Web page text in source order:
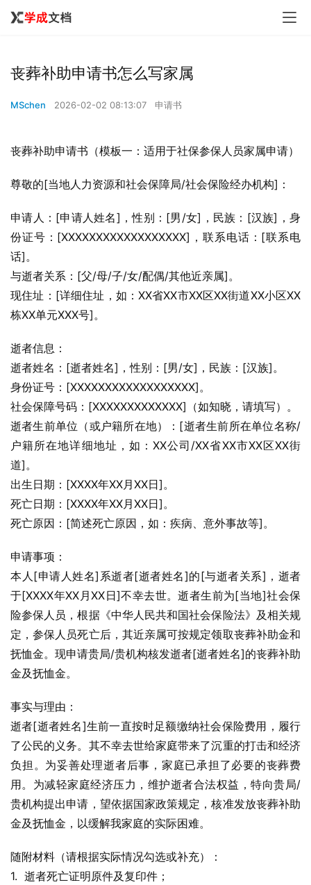
丧葬补助申请书怎么写家属
MSchen 2026-02-02 08:13:07 申请书
丧葬补助申请书（模板一：适用于社保参保人员家属申请）
尊敬的[当地人力资源和社会保障局/社会保险经办机构]：
申请人：[申请人姓名]，性别：[男/女]，民族：[汉族]，身
份证号：[XXXXXXXXXXXXXXXXXX]，联系电话：[联系电
话]。
与逝者关系：[父/母/子/女/配偶/其他近亲属]。
现住址：[详细住址，如：XX省XX市XX区XX街道XX小区XX
栋XX单元XXX号]。
逝者信息：
逝者姓名：[逝者姓名]，性别：[男/女]，民族：[汉族]。
身份证号：[XXXXXXXXXXXXXXXXXX]。
社会保障号码：[XXXXXXXXXXXXX]（如知晓，请填写）。
逝者生前单位（或户籍所在地）：[逝者生前所在单位名称/
户籍所在地详细地址，如：XX公司/XX省XX市XX区XX街
道]。
出生日期：[XXXX年XX月XX日]。
死亡日期：[XXXX年XX月XX日]。
死亡原因：[简述死亡原因，如：疾病、意外事故等]。
申请事项：
本人[申请人姓名]系逝者[逝者姓名]的[与逝者关系]，逝者
于[XXXX年XX月XX日]不幸去世。逝者生前为[当地]社会保
险参保人员，根据《中华人民共和国社会保险法》及相关规
定，参保人员死亡后，其近亲属可按规定领取丧葬补助金和
抚恤金。现申请贵局/贵机构核发逝者[逝者姓名]的丧葬补助
金及抚恤金。
事实与理由：
逝者[逝者姓名]生前一直按时足额缴纳社会保险费用，履行
了公民的义务。其不幸去世给家庭带来了沉重的打击和经济
负担。为妥善处理逝者后事，家庭已承担了必要的丧葬费
用。为减轻家庭经济压力，维护逝者合法权益，特向贵局/
贵机构提出申请，望依据国家政策规定，核准发放丧葬补助
金及抚恤金，以缓解我家庭的实际困难。
随附材料（请根据实际情况勾选或补充）：
1.  逝者死亡证明原件及复印件；